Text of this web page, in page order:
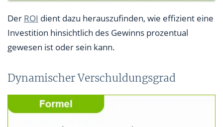
Der ROI dient dazu herauszufinden, wie effizient eine
Investition hinsichtlich des Gewinns prozentual
gewesen ist oder sein kann.
Dynamischer Verschuldungsgrad